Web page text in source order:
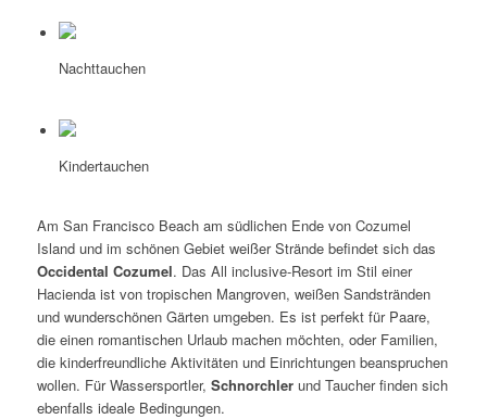
Nachttauchen
Kindertauchen
Am San Francisco Beach am südlichen Ende von Cozumel
Island und im schönen Gebiet weißer Strände befindet sich das
Occidental Cozumel. Das All inclusive-Resort im Stil einer
Hacienda ist von tropischen Mangroven, weißen Sandstränden
und wunderschönen Gärten umgeben. Es ist perfekt für Paare,
die einen romantischen Urlaub machen möchten, oder Familien,
die kinderfreundliche Aktivitäten und Einrichtungen beanspruchen
wollen. Für Wassersportler, Schnorchlerund Taucher finden sich
ebenfalls ideale Bedingungen.